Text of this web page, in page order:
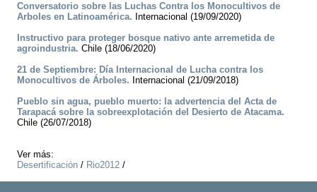
Conversatorio sobre las Luchas Contra los Monocultivos de
Arboles en Latinoamérica. Internacional (19/09/2020)
Instructivo para proteger bosque nativo ante arremetida de
agroindustria. Chile (18/06/2020)
21 de Septiembre: Día Internacional de Lucha contra los
Monocultivos de Árboles. Internacional (21/09/2018)
Pueblo sin agua, pueblo muerto: la advertencia del Acta de
Tarapacá sobre la sobreexplotación del Desierto de Atacama.
Chile (26/07/2018)
Ver más:
Desertificación / Rio2012 /